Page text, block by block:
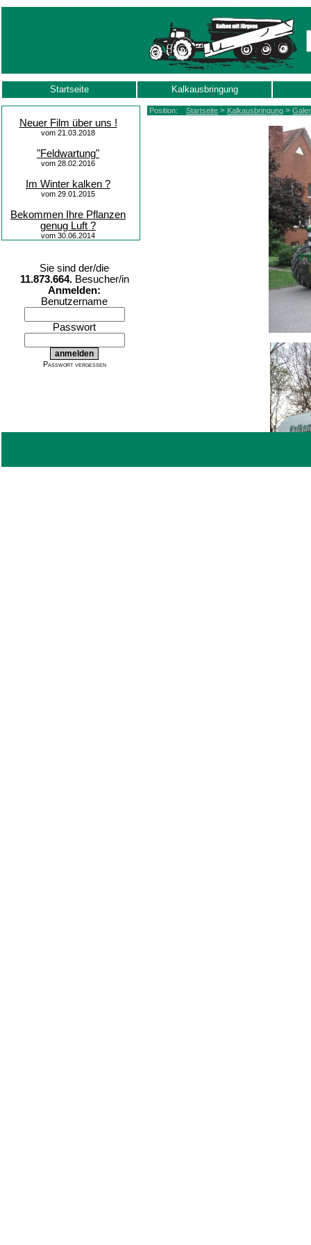
Startseite Kalkausbringung
Neuer Film über uns !
vom 21.03.2018
"Feldwartung"
vom 28.02.2016
Im Winter kalken ?
vom 29.01.2015
Bekommen Ihre Pflanzen
genug Luft ?
vom 30.06.2014
Sie sind der/die
11.873.664.Besucher/in
Anmelden:
Benutzername
Passwort
Passwort vergessen
Position: Startseite > Kalkausbringung >